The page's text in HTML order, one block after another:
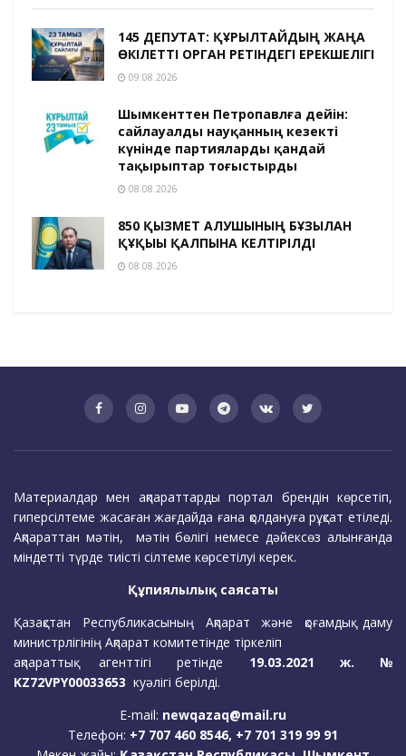
145 ДЕПУТАТ: ҚҰРЫЛТАЙДЫҢ ЖАҢА
ӨКІЛЕТТІ ОРГАН РЕТІНДЕГІ ЕРЕКШЕЛІГІ
09.08.2026
Шымкенттен Петропавлға дейін:
сайлауалды науқанның кезекті
күнінде партияларды қандай
тақырыптар тоғыстырды
08.08.2026
850 ҚЫЗМЕТ АЛУШЫНЫҢ БҰЗЫЛҒАН
ҚҰҚЫҒЫ ҚАЛПЫНА КЕЛТІРІЛДІ
08.08.2026
Материалдар мен ақпараттарды портал брендін көрсетіп,
гиперсілтеме жасаған жағдайда ғана қолдануға рұқсат етіледі.
Ақпараттан мәтін, мәтін бөлігі немесе дәйексөз алынғанда
міндетті түрде тиісті сілтеме көрсетілуі керек.
Құпиялылық саясаты
Қазақстан Республикасының Ақпарат және қоғамдық даму
министрлігінің Ақпарат комитетінде тіркеліп
ақпараттық агенттігі ретінде 19.03.2021 ж. №
KZ72VPY00033653 куәлігі берілді.
E-mail: newqazaq@mail.ru
Телефон: +7 707 460 8546, +7 701 319 99 91